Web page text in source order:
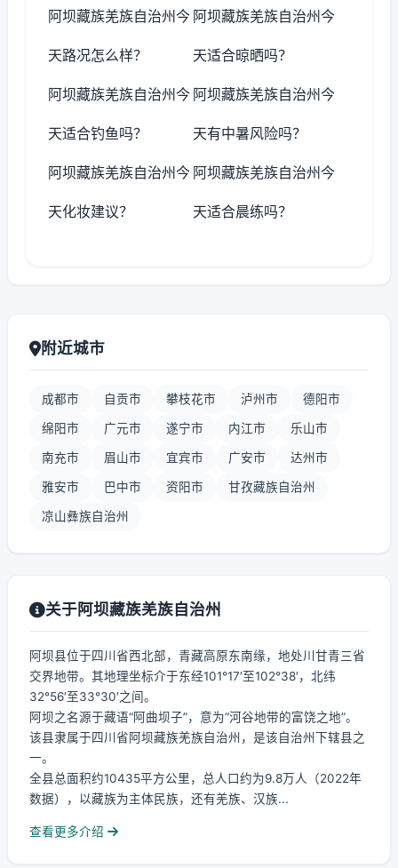
阿坝藏族羌族自治州今
天路况怎么样？
阿坝藏族羌族自治州今
天适合晾晒吗？
阿坝藏族羌族自治州今
天适合钓鱼吗？
阿坝藏族羌族自治州今
天有中暑风险吗？
阿坝藏族羌族自治州今
天化妆建议？
阿坝藏族羌族自治州今
天适合晨练吗？
附近城市
成都市 自贡市 攀枝花市 泸州市 德阳市
绵阳市 广元市 遂宁市 内江市 乐山市
南充市 眉山市 宜宾市 广安市 达州市
雅安市 巴中市 资阳市 甘孜藏族自治州
凉山彝族自治州
关于阿坝藏族羌族自治州
阿坝县位于四川省西北部，青藏高原东南缘，地处川甘青三省
交界地带。其地理坐标介于东经101°17′至102°38′，北纬
32°56′至33°30′之间。
阿坝之名源于藏语“阿曲坝子”，意为“河谷地带的富饶之地”。
该县隶属于四川省阿坝藏族羌族自治州，是该自治州下辖县之
一。
全县总面积约10435平方公里，总人口约为9.8万人（2022年
数据），以藏族为主体民族，还有羌族、汉族...
查看更多介绍